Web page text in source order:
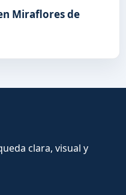
Miraflores de
clara, visual y